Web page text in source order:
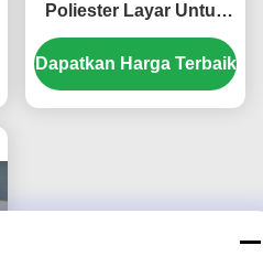
Poliester Layar Untuk
Pencetakan Papan
Sirkuit
Dapatkan Harga Terbaik